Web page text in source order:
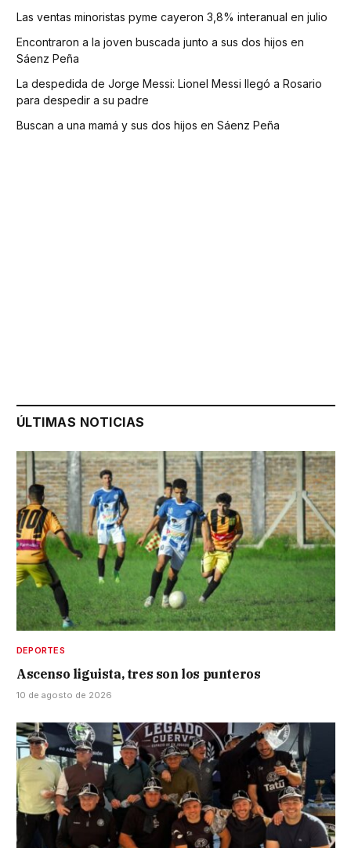
Las ventas minoristas pyme cayeron 3,8% interanual en julio
Encontraron a la joven buscada junto a sus dos hijos en
Sáenz Peña
La despedida de Jorge Messi: Lionel Messi llegó a Rosario
para despedir a su padre
Buscan a una mamá y sus dos hijos en Sáenz Peña
ÚLTIMAS NOTICIAS
DEPORTES
Ascenso liguista, tres son los punteros
10 de agosto de 2026